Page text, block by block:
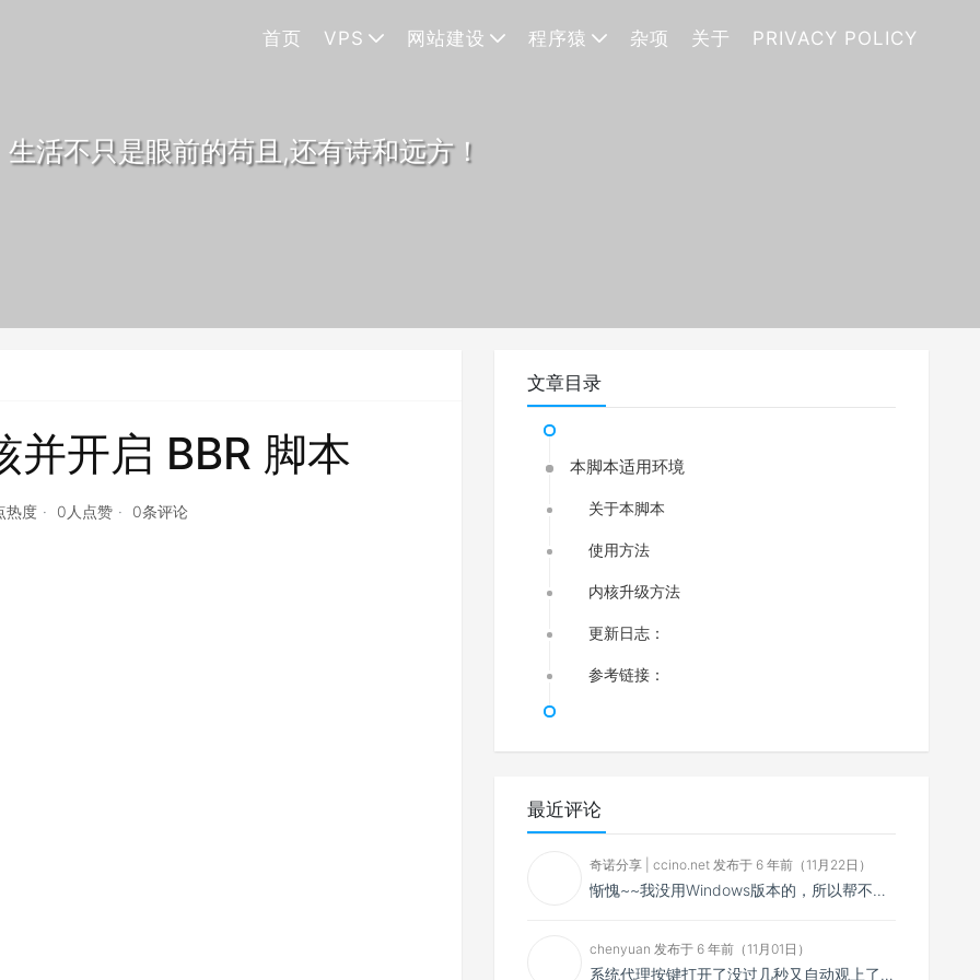
首页 VPS 网站建设 程序猿 杂项 关于 PRIVACY POLICY
生活不只是眼前的苟且,还有诗和远方！
并开启 BBR 脚本
热度 0人点赞 0条评论
文章目录
本脚本适用环境
关于本脚本
使用方法
内核升级方法
更新日志：
参考链接：
最近评论
奇诺分享 | ccino.net 发布于 6 年前（11月22日）
惭愧~~我没用Windows版本的，所以帮不了你~~
chenyuan 发布于 6 年前（11月01日）
系统代理按键打开了没过几秒又自动观上了，导致一直打开不了，是什么问题呢？感谢大佬，请帮帮忙！谢谢！